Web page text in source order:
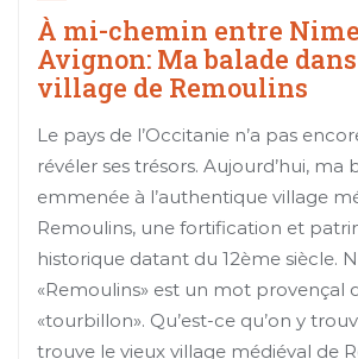
À mi-chemin entre
Avignon: Ma balade
village de Remoulins
Le pays de l’Occitanie n’a pas
révéler ses trésors. Aujourd’hui, ma
emmenée à l’authentique village
Remoulins, une fortification et
historique datant du 12ème siècle.
«Remoulins» est un mot provençal
«tourbillon». Qu’est-ce qu’on y
trouve le vieux village médiéval de